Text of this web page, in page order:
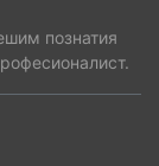
познатия